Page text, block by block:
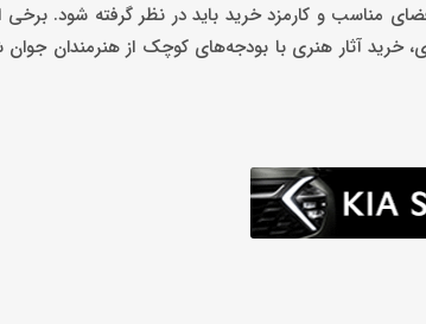
مناسب و کارمزد خرید باید در نظر گرفته شود. برخی
خرید آثار هنری با بودجه‌های کوچک از هنرمندان